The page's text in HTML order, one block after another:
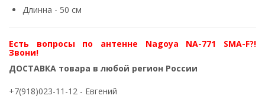
Длинна - 50 см
Есть вопросы по антенне Nagoya NA-771 SMA-F?!
Звони!
ДОСТАВКА товара в любой регион России
+7(918)023-11-12 - Евгений